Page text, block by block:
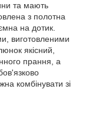
та мають
з полотна
на дотик.
виготовленими
якісний,
прання, а
комбінувати зі